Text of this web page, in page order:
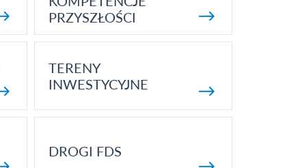
PRZYSZŁOŚCI
TERENY
INWESTYCYJNE
DROGI FDS